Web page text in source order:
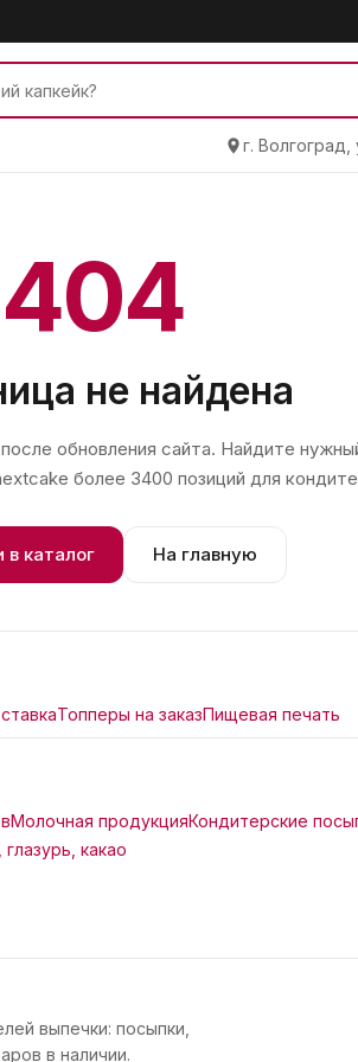
г.
404
не найдена
обновления сайта. Найдите
более 3400 позиций для
в каталог На главную
Топперы на заказПищевая печать
Молочная продукцияКондитерские
какао
выпечки: посыпки,
в наличии.